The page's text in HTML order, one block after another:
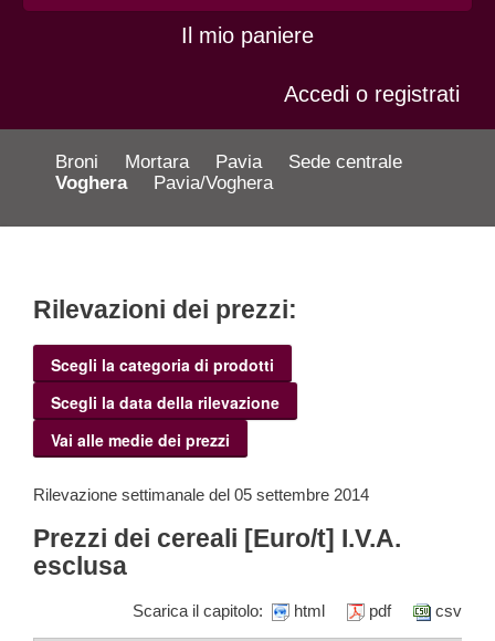
Il mio paniere
Accedi o registrati
Broni Mortara Pavia
Sede centrale
Voghera
Pavia/Voghera
Rilevazioni dei prezzi:
Scegli la categoria di prodotti
Scegli la data della rilevazione
Vai alle medie dei prezzi
Rilevazione settimanale del 05 settembre 2014
Prezzi dei cereali [Euro/t] I.V.A.
esclusa
Scarica il capitolo: html pdf csv